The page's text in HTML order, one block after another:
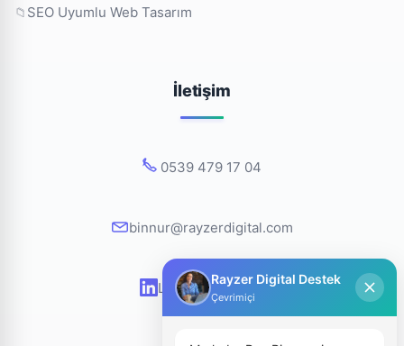
SEO Uyumlu Web Tasarım
İletişim
0539 479 17 04
binnur@rayzerdigital.com
LinkedIn Profilim
Rayzer Digital Destek
Çevrimiçi